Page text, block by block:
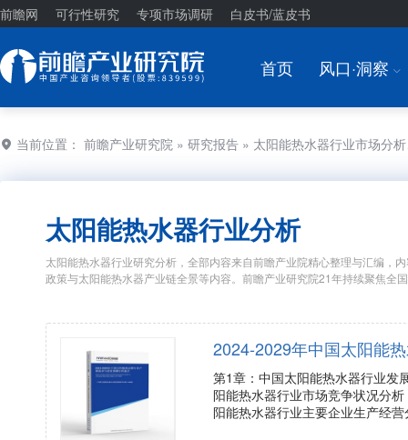
前瞻网 可行性研究 专项市场调研 白皮书/蓝皮书
首页 风口·洞察 I
当前位置： 前瞻产业研究院 » 研究报告 » 太阳能热水器行业市场分
太阳能热水器行业分析
太阳能热水器行业研究分析，全部内容来自前瞻产业院精心整理与汇编，
政策与太阳能热水器产业链全景等内容。前瞻产业研究院21年持续聚焦全
2024-2029年中国太阳能
第1章：中国太阳能热水器行业发
阳能热水器行业市场竞争状况分
阳能热水器行业主要企业生产经